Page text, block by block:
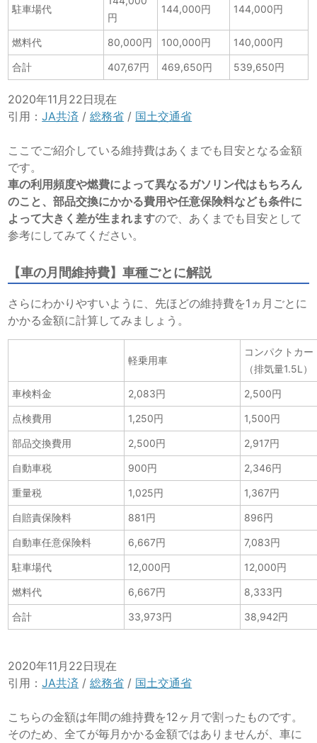
駐車場代
円
144,000円 144,000円
燃料代 80,000円 100,000円 140,000円
合計 407,67円 469,650円 539,650円
2020年11月22日現在
引用：JA共済 /総務省 / 国土交通省
ここでご紹介している維持費はあくまでも目安となる金額
です。
車の利用頻度や燃費によって異なるガソリン代はもちろん
のこと、部品交換にかかる費用や任意保険料なども条件に
よって大きく差が生まれますので、あくまでも目安として
参考にしてみてください。
【車の月間維持費】車種ごとに解説
さらにわかりやすいように、先ほどの維持費を1ヵ月ごとに
かかる金額に計算してみましょう。
軽乗用車
コンパクトカー
（排気量1.5L）
車検料金 2,083円 2,500円
点検費用 1,250円 1,500円
部品交換費用 2,500円 2,917円
自動車税 900円 2,346円
重量税 1,025円 1,367円
自賠責保険料 881円 896円
自動車任意保険料 6,667円 7,083円
駐車場代 12,000円 12,000円
燃料代 6,667円 8,333円
合計 33,973円 38,942円
2020年11月22日現在
引用：JA共済 /総務省 / 国土交通省
こちらの金額は年間の維持費を12ヶ月で割ったものです。
そのため、全てが毎月かかる金額ではありませんが、車に